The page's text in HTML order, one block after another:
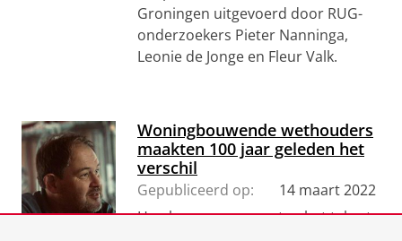
Groningen uitgevoerd door RUG-
onderzoekers Pieter Nanninga,
Leonie de Jonge en Fleur Valk.
Woningbouwende wethouders
maakten 100 jaar geleden het
verschil
Gepubliceerd op:
14 maart 2022
Hoe kunnen gemeenten het tekort